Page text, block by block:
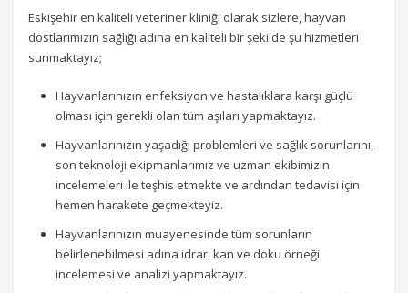
Eskişehir en kaliteli veteriner kliniği olarak sizlere, hayvan
dostlarımızın sağlığı adına en kaliteli bir şekilde şu hizmetleri
sunmaktayız;
Hayvanlarınızın enfeksiyon ve hastalıklara karşı güçlü
olması için gerekli olan tüm aşıları yapmaktayız.
Hayvanlarınızın yaşadığı problemleri ve sağlık sorunlarını,
son teknoloji ekipmanlarımız ve uzman ekibimizin
incelemeleri ile teşhis etmekte ve ardından tedavisi için
hemen harakete geçmekteyiz.
Hayvanlarınızın muayenesinde tüm sorunların
belirlenebilmesi adına idrar, kan ve doku örneği
incelemesi ve analizi yapmaktayız.